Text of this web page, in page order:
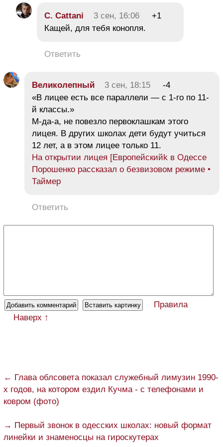
C. Cattani 3 сен, 16:06
+1
Кащей, для тебя конопля.
Ответить
Великолепный 3 сен, 18:15
-4
«В лицее есть все параллели — с 1-го по 11-
й классы.»
М-да-а, не повезло первоклашкам этого
лицея. В других школах дети будут учиться
12 лет, а в этом лицее только 11.
На открытии лицея [Европейскийk в Одессе
Порошенко рассказал о безвизовом режиме •
Таймер
Ответить
Правила
Наверх ↑
← Глава облсовета показал служебный лимузин 1990-
х годов, на котором ездил Кучма - с телефонами и
ковром (фото)
→ Первый звонок в одесских школах: новый формат
линейки и знаменосцы на гироскутерах